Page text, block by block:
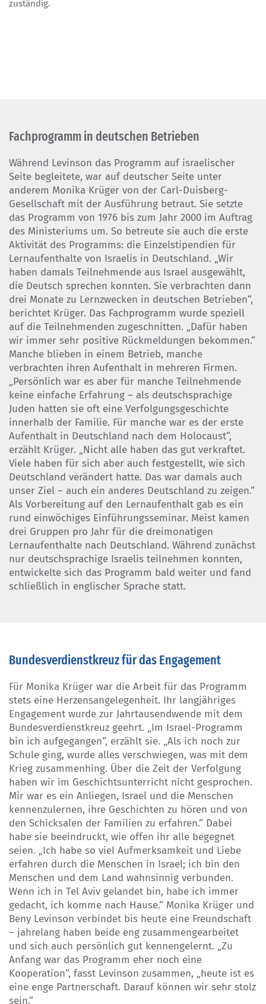
zuständig.
Fachprogramm in deutschen Betrieben
Während Levinson das Programm auf israelischer
Seite begleitete, war auf deutscher Seite unter
anderem Monika Krüger von der Carl-Duisberg-
Gesellschaft mit der Ausführung betraut. Sie setzte
das Programm von 1976 bis zum Jahr 2000 im Auftrag
des Ministeriums um. So betreute sie auch die erste
Aktivität des Programms: die Einzelstipendien für
Lernaufenthalte von Israelis in Deutschland. „Wir
haben damals Teilnehmende aus Israel ausgewählt,
die Deutsch sprechen konnten. Sie verbrachten dann
drei Monate zu Lernzwecken in deutschen Betrieben“,
berichtet Krüger. Das Fachprogramm wurde speziell
auf die Teilnehmenden zugeschnitten. „Dafür haben
wir immer sehr positive Rückmeldungen bekommen.“
Manche blieben in einem Betrieb, manche
verbrachten ihren Aufenthalt in mehreren Firmen.
„Persönlich war es aber für manche Teilnehmende
keine einfache Erfahrung – als deutschsprachige
Juden hatten sie oft eine Verfolgungsgeschichte
innerhalb der Familie. Für manche war es der erste
Aufenthalt in Deutschland nach dem Holocaust“,
erzählt Krüger. „Nicht alle haben das gut verkraftet.
Viele haben für sich aber auch festgestellt, wie sich
Deutschland verändert hatte. Das war damals auch
unser Ziel – auch ein anderes Deutschland zu zeigen.“
Als Vorbereitung auf den Lernaufenthalt gab es ein
rund einwöchiges Einführungsseminar. Meist kamen
drei Gruppen pro Jahr für die dreimonatigen
Lernaufenthalte nach Deutschland. Während zunächst
nur deutschsprachige Israelis teilnehmen konnten,
entwickelte sich das Programm bald weiter und fand
schließlich in englischer Sprache statt.
Bundesverdienstkreuz für das Engagement
Für Monika Krüger war die Arbeit für das Programm
stets eine Herzensangelegenheit. Ihr langjähriges
Engagement wurde zur Jahrtausendwende mit dem
Bundesverdienstkreuz geehrt. „Im Israel-Programm
bin ich aufgegangen“, erzählt sie. „Als ich noch zur
Schule ging, wurde alles verschwiegen, was mit dem
Krieg zusammenhing. Über die Zeit der Verfolgung
haben wir im Geschichtsunterricht nicht gesprochen.
Mir war es ein Anliegen, Israel und die Menschen
kennenzulernen, ihre Geschichten zu hören und von
den Schicksalen der Familien zu erfahren.“ Dabei
habe sie beeindruckt, wie offen ihr alle begegnet
seien. „Ich habe so viel Aufmerksamkeit und Liebe
erfahren durch die Menschen in Israel; ich bin den
Menschen und dem Land wahnsinnig verbunden.
Wenn ich in Tel Aviv gelandet bin, habe ich immer
gedacht, ich komme nach Hause.“ Monika Krüger und
Beny Levinson verbindet bis heute eine Freundschaft
– jahrelang haben beide eng zusammengearbeitet
und sich auch persönlich gut kennengelernt. „Zu
Anfang war das Programm eher noch eine
Kooperation“, fasst Levinson zusammen, „heute ist es
eine enge Partnerschaft. Darauf können wir sehr stolz
sein.“